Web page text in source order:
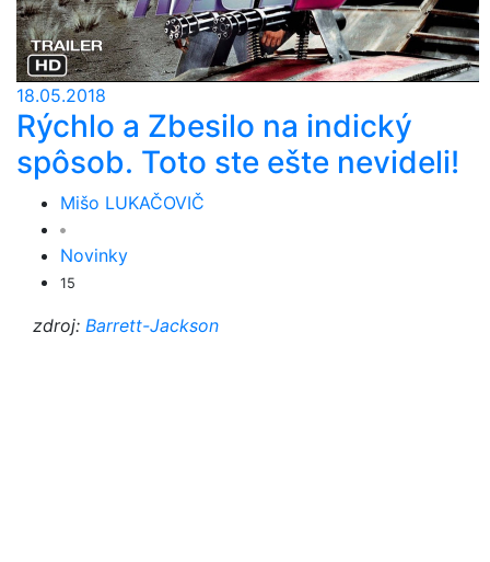
18.05.2018
Rýchlo a Zbesilo na indický
spôsob. Toto ste ešte nevideli!
Mišo LUKAČOVIČ
Novinky
15
zdroj: Barrett-Jackson